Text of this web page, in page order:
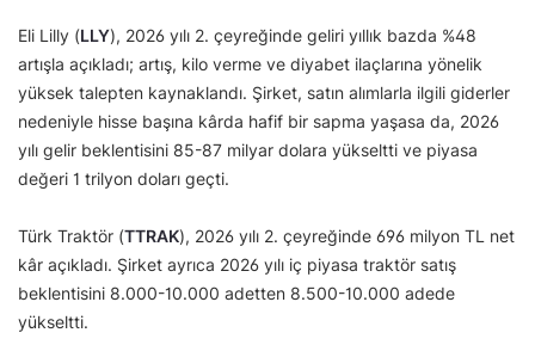
Eli Lilly (LLY), 2026 yılı 2. çeyreğinde geliri yıllık bazda %48
artışla açıkladı; artış, kilo verme ve diyabet ilaçlarına yönelik
yüksek talepten kaynaklandı. Şirket, satın alımlarla ilgili giderler
nedeniyle hisse başına kârda hafif bir sapma yaşasa da, 2026
yılı gelir beklentisini 85-87 milyar dolara yükseltti ve piyasa
değeri 1 trilyon doları geçti.
Türk Traktör (TTRAK), 2026 yılı 2. çeyreğinde 696 milyon TL net
kâr açıkladı. Şirket ayrıca 2026 yılı iç piyasa traktör satış
beklentisini 8.000-10.000 adetten 8.500-10.000 adede
yükseltti.